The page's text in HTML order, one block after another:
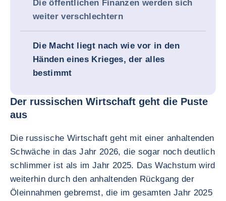
Die öffentlichen Finanzen werden sich
weiter verschlechtern
Die Macht liegt nach wie vor in den
Händen eines Krieges, der alles
bestimmt
Der russischen Wirtschaft geht die Puste
aus
Die russische Wirtschaft geht mit einer anhaltenden
Schwäche in das Jahr 2026, die sogar noch deutlich
schlimmer ist als im Jahr 2025. Das Wachstum wird
weiterhin durch den anhaltenden Rückgang der
Öleinnahmen gebremst, die im gesamten Jahr 2025